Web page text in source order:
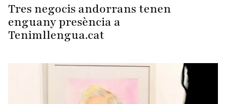
Tres negocis andorrans tenen
enguany presència a
Tenimllengua.cat